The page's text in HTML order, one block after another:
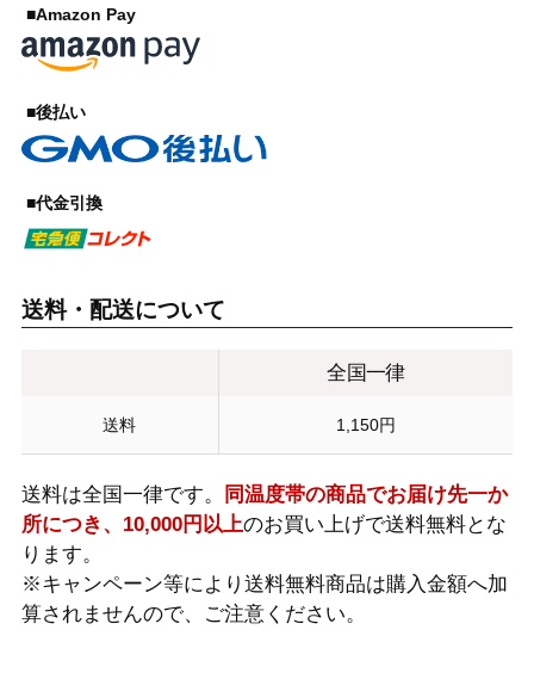
■Amazon Pay
■後払い
■代金引換
送料・配送について
全国一律
送料 1,150円
送料は全国一律です。
同温度帯の商品でお届け先一か
所につき、10,000円以上のお買い上げで送料無料とな
ります。
※キャンペーン等により送料無料商品は購入金額へ加
算されませんので、ご注意ください。